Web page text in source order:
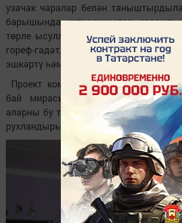
узачак чаралар белән
барышында катнашучылар
төрле ысуллары, интервью алу,
гореф-гадәтләрне өйрәнү буенча
эшкәртү һәм саклау кагыйдәләре
Проект командасы
бай мирасы белән таныштырып
аларны бу традицияләрне саклауда
рухландырырга омтыла.